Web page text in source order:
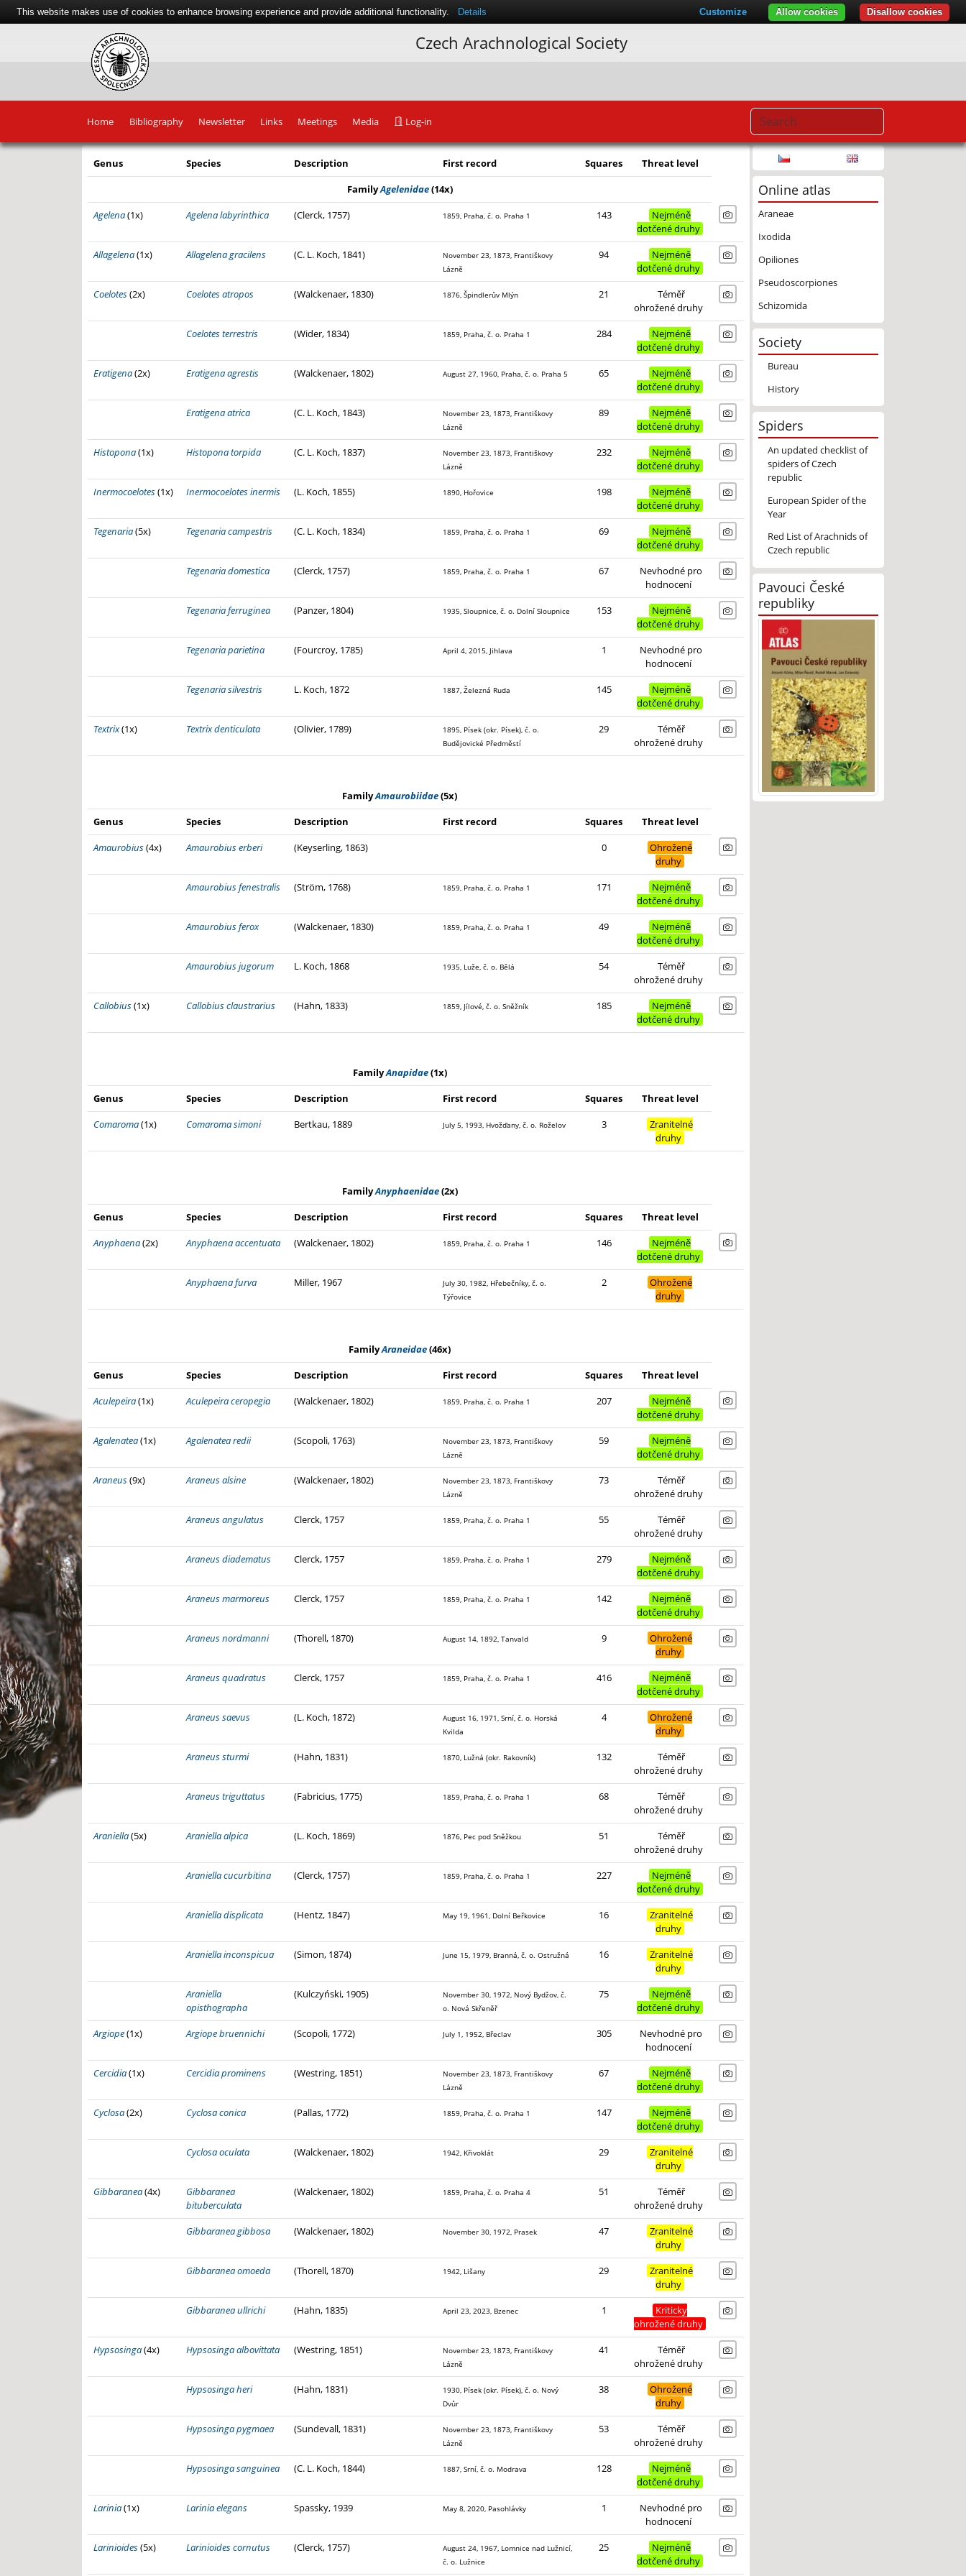
Czech Arachnological Society
Home Bibliography Newsletter Links Meetings Media Log-in
Genus Species Description First record Squares
Threat level
FamilyAgelenidae(14x)
Agelena(1x) Agelena labyrinthica (Clerck, 1757) 1859, Praha, č. o. Praha 1 143
Nejméně
dotčené druhy
Allagelena(1x) Allagelena gracilens (C. L. Koch, 1841)
November 23, 1873, Františkovy
Lázně
94
Nejméně
dotčené druhy
Coelotes(2x) Coelotes atropos (Walckenaer, 1830) 1876, Špindlerův Mlýn 21
Téměř
ohrožené druhy
Coelotes terrestris
(Wider, 1834) 1859, Praha, č. o. Praha 1 284
Nejméně
dotčené druhy
Eratigena(2x) Eratigena agrestis (Walckenaer, 1802) August 27, 1960, Praha, č. o. Praha 5 65
Nejméně
dotčené druhy
Eratigena atrica
(C. L. Koch, 1843)
November 23, 1873, Františkovy
Lázně
89
Nejméně
dotčené druhy
Histopona(1x) Histopona torpida (C. L. Koch, 1837)
November 23, 1873, Františkovy
Lázně
232
Nejméně
dotčené druhy
Inermocoelotes(1x) Inermocoelotes inermis (L. Koch, 1855) 1890, Hořovice 198
Nejméně
dotčené druhy
Tegenaria(5x) Tegenaria campestris (C. L. Koch, 1834) 1859, Praha, č. o. Praha 1 69
Nejméně
dotčené druhy
Tegenaria domestica
(Clerck, 1757) 1859, Praha, č. o. Praha 1 67
Nevhodné pro
hodnocení
Tegenaria ferruginea
(Panzer, 1804) 1935, Sloupnice, č. o. Dolní Sloupnice 153
Nejméně
dotčené druhy
Tegenaria parietina
(Fourcroy, 1785) April 4, 2015, Jihlava 1
Nevhodné pro
hodnocení
Tegenaria silvestris
L. Koch, 1872 1887, Železná Ruda 145
Nejméně
dotčené druhy
Textrix(1x) Textrix denticulata (Olivier, 1789)
1895, Písek (okr. Písek), č. o.
Budějovické Předměstí
29
Téměř
ohrožené druhy
FamilyAmaurobiidae(5x)
Genus
Species Description First record Squares
Threat level
Amaurobius(4x) Amaurobius erberi (Keyserling, 1863) 0
Ohrožené
druhy
Amaurobius fenestralis
(Ström, 1768) 1859, Praha, č. o. Praha 1 171
Nejméně
dotčené druhy
Amaurobius ferox
(Walckenaer, 1830) 1859, Praha, č. o. Praha 1 49
Nejméně
dotčené druhy
Amaurobius jugorum
L. Koch, 1868 1935, Luže, č. o. Bělá 54
Téměř
ohrožené druhy
Callobius(1x) Callobius claustrarius (Hahn, 1833) 1859, Jílové, č. o. Sněžník 185
Nejméně
dotčené druhy
FamilyAnapidae(1x)
Genus
Species Description First record Squares
Threat level
Comaroma(1x) Comaroma simoni Bertkau, 1889 July 5, 1993, Hvožďany, č. o. Roželov 3
Zranitelné
druhy
FamilyAnyphaenidae(2x)
Genus
Species Description First record Squares
Threat level
Anyphaena(2x) Anyphaena accentuata (Walckenaer, 1802) 1859, Praha, č. o. Praha 1 146
Nejméně
dotčené druhy
Anyphaena furva
Miller, 1967
July 30, 1982, Hřebečníky, č. o.
Týřovice
2
Ohrožené
druhy
FamilyAraneidae(46x)
Genus
Species Description First record Squares
Threat level
Aculepeira(1x) Aculepeira ceropegia (Walckenaer, 1802) 1859, Praha, č. o. Praha 1 207
Nejméně
dotčené druhy
Agalenatea(1x) Agalenatea redii (Scopoli, 1763)
November 23, 1873, Františkovy
Lázně
59
Nejméně
dotčené druhy
Araneus(9x) Araneus alsine (Walckenaer, 1802)
November 23, 1873, Františkovy
Lázně
73
Téměř
ohrožené druhy
Araneus angulatus
Clerck, 1757 1859, Praha, č. o. Praha 1 55
Téměř
ohrožené druhy
Araneus diadematus
Clerck, 1757 1859, Praha, č. o. Praha 1 279
Nejméně
dotčené druhy
Araneus marmoreus
Clerck, 1757 1859, Praha, č. o. Praha 1 142
Nejméně
dotčené druhy
Araneus nordmanni
(Thorell, 1870) August 14, 1892, Tanvald 9
Ohrožené
druhy
Araneus quadratus
Clerck, 1757 1859, Praha, č. o. Praha 1 416
Nejméně
dotčené druhy
Araneus saevus
(L. Koch, 1872)
August 16, 1971, Srní, č. o. Horská
Kvilda
4
Ohrožené
druhy
Araneus sturmi
(Hahn, 1831) 1870, Lužná (okr. Rakovník) 132
Téměř
ohrožené druhy
Araneus triguttatus
(Fabricius, 1775) 1859, Praha, č. o. Praha 1 68
Téměř
ohrožené druhy
Araniella(5x) Araniella alpica (L. Koch, 1869) 1876, Pec pod Sněžkou 51
Téměř
ohrožené druhy
Araniella cucurbitina
(Clerck, 1757) 1859, Praha, č. o. Praha 1 227
Nejméně
dotčené druhy
Araniella displicata
(Hentz, 1847) May 19, 1961, Dolní Beřkovice 16
Zranitelné
druhy
Araniella inconspicua
(Simon, 1874) June 15, 1979, Branná, č. o. Ostružná 16
Zranitelné
druhy
Araniella
opisthographa
(Kulczyński, 1905)
November 30, 1972, Nový Bydžov, č.
o. Nová Skřeněř
75
Nejméně
dotčené druhy
Argiope(1x) Argiope bruennichi (Scopoli, 1772) July 1, 1952, Břeclav 305
Nevhodné pro
hodnocení
Cercidia(1x) Cercidia prominens (Westring, 1851)
November 23, 1873, Františkovy
Lázně
67
Nejméně
dotčené druhy
Cyclosa(2x) Cyclosa conica (Pallas, 1772) 1859, Praha, č. o. Praha 1 147
Nejméně
dotčené druhy
Cyclosa oculata
(Walckenaer, 1802) 1942, Křivoklát 29
Zranitelné
druhy
Gibbaranea(4x)
Gibbaranea
bituberculata
(Walckenaer, 1802) 1859, Praha, č. o. Praha 4 51
Téměř
ohrožené druhy
Gibbaranea gibbosa
(Walckenaer, 1802) November 30, 1972, Prasek 47
Zranitelné
druhy
Gibbaranea omoeda
(Thorell, 1870) 1942, Lišany 29
Zranitelné
druhy
Gibbaranea ullrichi
(Hahn, 1835) April 23, 2023, Bzenec 1
Kriticky
ohrožené druhy
Hypsosinga(4x) Hypsosinga albovittata (Westring, 1851)
November 23, 1873, Františkovy
Lázně
41
Téměř
ohrožené druhy
Hypsosinga heri
(Hahn, 1831)
1930, Písek (okr. Písek), č. o. Nový
Dvůr
38
Ohrožené
druhy
Hypsosinga pygmaea
(Sundevall, 1831)
November 23, 1873, Františkovy
Lázně
53
Téměř
ohrožené druhy
Hypsosinga sanguinea
(C. L. Koch, 1844) 1887, Srní, č. o. Modrava 128
Nejméně
dotčené druhy
Larinia(1x) Larinia elegans Spassky, 1939 May 8, 2020, Pasohlávky 1
Nevhodné pro
hodnocení
Larinioides(5x) Larinioides cornutus (Clerck, 1757)
August 24, 1967, Lomnice nad Lužnicí,
č. o. Lužnice
25
Nejméně
dotčené druhy
Online atlas
Araneae
Ixodida
Opiliones
Pseudoscorpiones
Schizomida
Society
Bureau
History
Spiders
An updated checklist of
spiders of Czech
republic
European Spider of the
Year
Red List of Arachnids of
Czech republic
Pavouci České
republiky
This website makes use of cookies to enhance browsing experience and provide additional functionality. Details Disallow cookies
Allow cookies
Customize